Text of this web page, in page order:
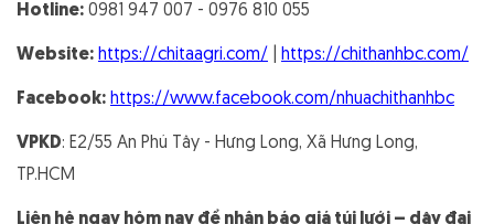
Hotline: 0981 947 007 - 0976 810 055
Website: https://chitaagri.com/ https://chithanhbc.com/
Facebook: https://www.facebook.com/nhuachithanhbc
VPKD: E2/55 An Phú Tây - Hưng Long, Xã Hưng Long,
TP.HCM
Liên hệ ngay hôm nay để nhận báo giá túi lưới – dây đai